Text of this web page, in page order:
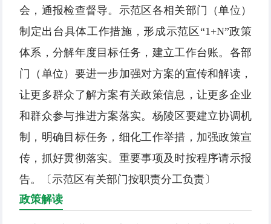
会，通报检查督导。示范区各相关部门（单位）
制定出台具体工作措施，形成示范区“1+N”政策
体系，分解年度目标任务，建立工作台账。各部
门（单位）要进一步加强对方案的宣传和解读，
让更多群众了解方案有关政策信息，让更多企业
和群众参与推进方案落实。杨陵区要建立协调机
制，明确目标任务，细化工作举措，加强政策宣
传，抓好贯彻落实。重要事项及时按程序请示报
告。〔示范区有关部门按职责分工负责〕
政策解读